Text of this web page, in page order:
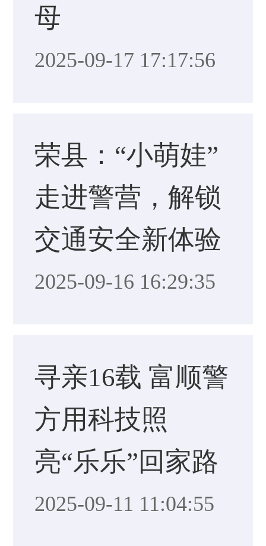
母
2025-09-17 17:17:56
荣县：“小萌娃”
走进警营，解锁
交通安全新体验
2025-09-16 16:29:35
寻亲16载 富顺警
方用科技照
亮“乐乐”回家路
2025-09-11 11:04:55